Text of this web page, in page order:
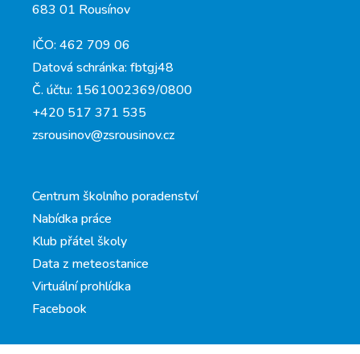
683 01 Rousínov
IČO: 462 709 06
Datová schránka: fbtgj48
Č. účtu: 1561002369/0800
+420 517 371 535
zsrousinov@zsrousinov.cz
Centrum školního poradenství
Nabídka práce
Klub přátel školy
Data z meteostanice
Virtuální prohlídka
Facebook